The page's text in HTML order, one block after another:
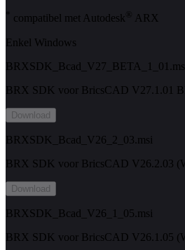
* compatibel met Autodesk ® ARX
Enkel Windows
BRX SDK voor BricsCAD V27.1.01
Download
BRXSDK_Bcad_V26_2_03.msi
BRX SDK voor BricsCAD V26.2.03
Download
BRXSDK_Bcad_V26_1_05.msi
BRX SDK voor BricsCAD V26.1.05